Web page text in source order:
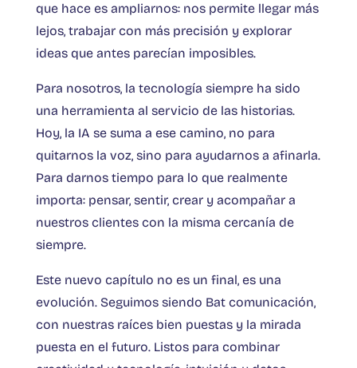
que hace es ampliarnos: nos permite llegar más
lejos, trabajar con más precisión y explorar
ideas que antes parecían imposibles.
Para nosotros, la tecnología siempre ha sido
una herramienta al servicio de las historias.
Hoy, la IA se suma a ese camino, no para
quitarnos la voz, sino para ayudarnos a afinarla.
Para darnos tiempo para lo que realmente
importa: pensar, sentir, crear y acompañar a
nuestros clientes con la misma cercanía de
siempre.
Este nuevo capítulo no es un final, es una
evolución. Seguimos siendo Bat comunicación,
con nuestras raíces bien puestas y la mirada
puesta en el futuro. Listos para combinar